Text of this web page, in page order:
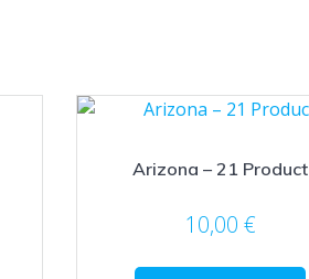
Arizona – 21 Product
10,00 €